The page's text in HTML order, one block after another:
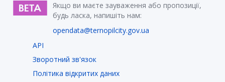
Якщо ви маєте зауваження або пропозиції,
будь ласка, напишіть нам:
opendata@ternopilcity.gov.ua
API
Зворотний зв'язок
Політика відкритих даних